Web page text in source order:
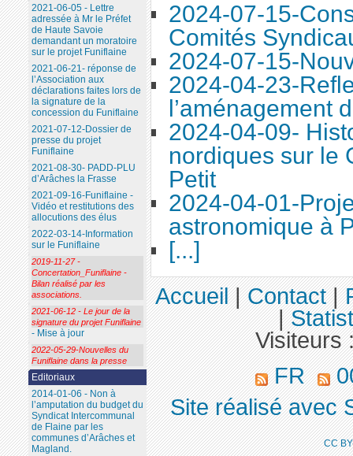
2024-07-15-
Comités
2024-07-15-
2024-04-23-
l’aménagement
2024-04-09-
nordiques sur le
Petit
2024-04-01-
astronomique à
[...]
2021-06-05 - Lettre
adressée à Mr le Préfet
de Haute Savoie
demandant un moratoire
sur le projet Funiflaine
2021-06-21- réponse de
l’Association aux
déclarations faites lors de
la signature de la
concession du Funiflaine
2021-07-12-Dossier de
presse du projet
Funiflaine
2021-08-30- PADD-PLU
d’Arâches la Frasse
2021-09-16-Funiflaine -
Vidéo et restitutions des
allocutions des élus
2022-03-14-Information
sur le Funiflaine
2019-11-27 -
Concertation_Funiflaine -
Bilan réalisé par les
associations.
2021-06-12 - Le jour de la
signature du projet Funiflaine
- Mise à jour
2022-05-29-Nouvelles du
Funiflaine dans la presse
Editoriaux
2014-01-06 - Non à
l’amputation du budget du
Syndicat Intercommunal
de Flaine par les
communes d’Arâches et
Magland.
Accueil|Contact|
|
Visiteurs
FR
Site réalisé avec
CC